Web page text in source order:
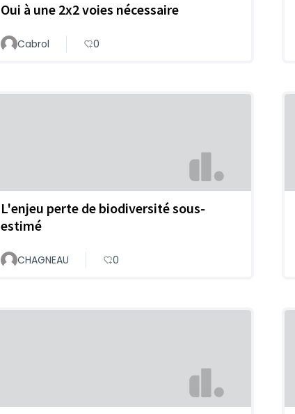
Oui à une 2x2 voies nécessaire
Cabrol 0
L'enjeu perte de biodiversité sous-
estimé
CHAGNEAU 0